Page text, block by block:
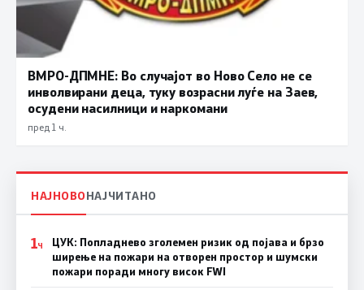
ВМРО-ДПМНЕ: Во случајот во Ново Село не се
инволвирани деца, туку возрасни луѓе на Заев,
осудени насилници и наркомани
пред 1 ч.
НАЈНОВОНАЈЧИТАНО
1Ч
ЦУК: Попладнево зголемен ризик од појава и брзо
ширење на пожари на отворен простор и шумски
пожари поради многу висок FWI